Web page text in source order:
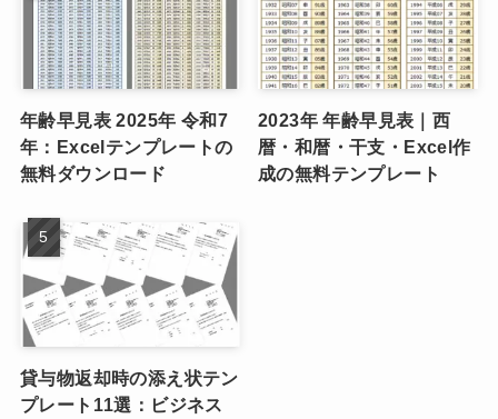
年齢早見表 2025年 令和7
年：Excelテンプレートの
無料ダウンロード
2023年 年齢早見表｜西
暦・和暦・干支・Excel作
成の無料テンプレート
貸与物返却時の添え状テン
プレート11選：ビジネス